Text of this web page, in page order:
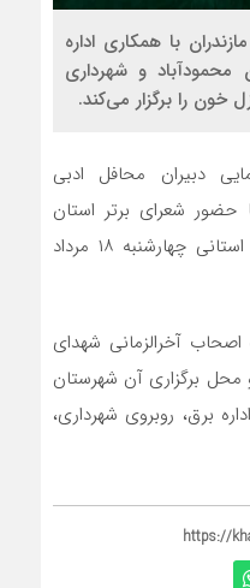
با همکاری اداره
محمودآباد و شهرداری
را برگزار می‌کند.
دبیران محافل ادبی
حضور شعرای برتر استان
مازندران و مسئولین کشوری و استانی چهارشنبه ۱۸ مرداد
آخرالزمانی شهدای
محل برگزاری آن شهرستان
برق، روبروی شهرداری،
https://